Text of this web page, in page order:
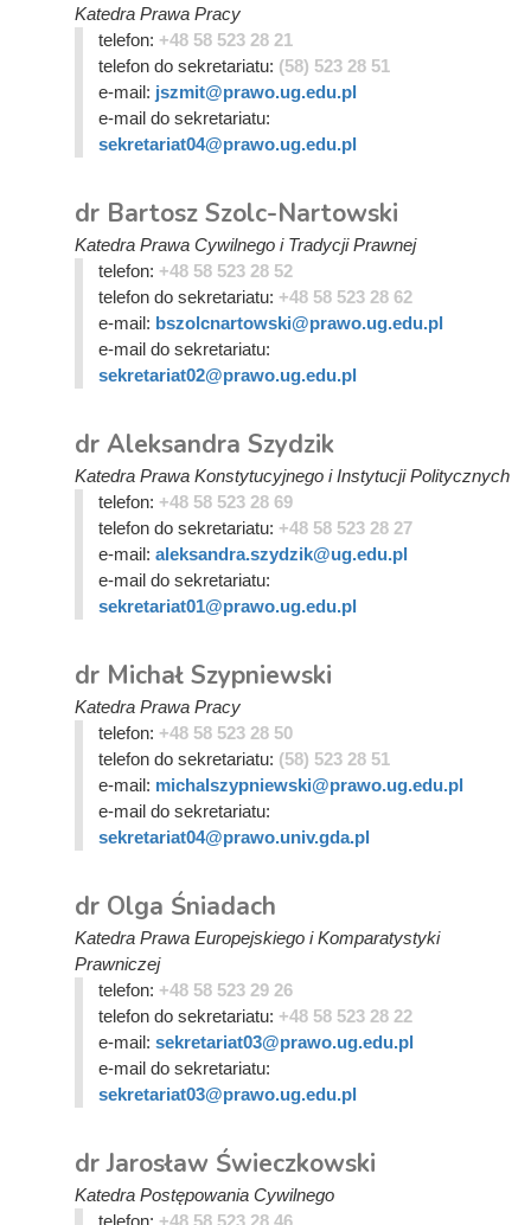
Katedra Prawa Pracy
telefon: +48 58 523 28 21
telefon do sekretariatu: (58) 523 28 51
e-mail: jszmit@prawo.ug.edu.pl
e-mail do sekretariatu:
sekretariat04@prawo.ug.edu.pl
dr Bartosz Szolc-Nartowski
Katedra Prawa Cywilnego i Tradycji Prawnej
telefon: +48 58 523 28 52
telefon do sekretariatu: +48 58 523 28 62
e-mail: bszolcnartowski@prawo.ug.edu.pl
e-mail do sekretariatu:
sekretariat02@prawo.ug.edu.pl
dr Aleksandra Szydzik
Katedra Prawa Konstytucyjnego i Instytucji Politycznych
telefon: +48 58 523 28 69
telefon do sekretariatu: +48 58 523 28 27
e-mail: aleksandra.szydzik@ug.edu.pl
e-mail do sekretariatu:
sekretariat01@prawo.ug.edu.pl
dr Michał Szypniewski
Katedra Prawa Pracy
telefon: +48 58 523 28 50
telefon do sekretariatu: (58) 523 28 51
e-mail: michalszypniewski@prawo.ug.edu.pl
e-mail do sekretariatu:
sekretariat04@prawo.univ.gda.pl
dr Olga Śniadach
Katedra Prawa Europejskiego i Komparatystyki
Prawniczej
telefon: +48 58 523 29 26
telefon do sekretariatu: +48 58 523 28 22
e-mail: sekretariat03@prawo.ug.edu.pl
e-mail do sekretariatu:
sekretariat03@prawo.ug.edu.pl
dr Jarosław Świeczkowski
Katedra Postępowania Cywilnego
telefon: +48 58 523 28 46